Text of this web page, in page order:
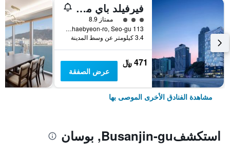
فيرفيلد باي ماريوت بوسان سونجدو بيتش
تقييم فئة 3ممتاز 8.9
113 Songdohaebyeon-ro, Seo-gu, بوسان, كوريا الجنوبية
3.4 كيلومتر عن وسط المدينة
471 ﷼
عرض الصفقة
مشاهدة الفنادق الأخرى الموصى بها
استكشفBusanjin-gu, بوسان